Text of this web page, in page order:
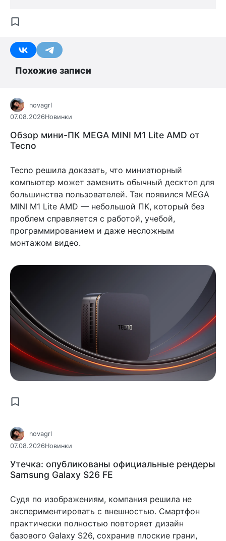
Похожие записи
novagrl
07.08.2026Новинки
Обзор мини-ПК MEGA MINI M1 Lite AMD от
Tecno
Tecno решила доказать, что миниатюрный
компьютер может заменить обычный десктоп для
большинства пользователей. Так появился MEGA
MINI M1 Lite AMD — небольшой ПК, который без
проблем справляется с работой, учебой,
программированием и даже несложным
монтажом видео.
novagrl
07.08.2026Новинки
Утечка: опубликованы официальные рендеры
Samsung Galaxy S26 FE
Судя по изображениям, компания решила не
экспериментировать с внешностью. Смартфон
практически полностью повторяет дизайн
базового Galaxy S26, сохранив плоские грани,